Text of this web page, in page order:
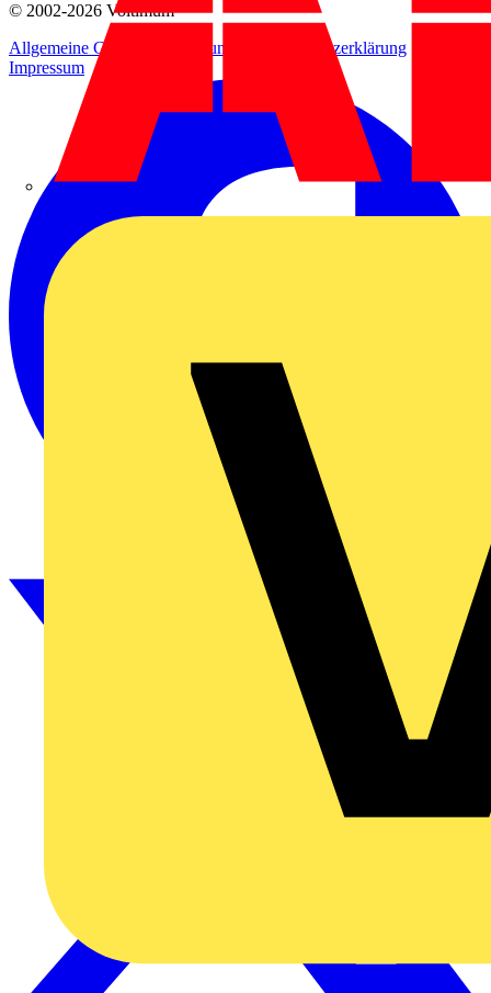
© 2002-2026 Voltimum
Allgemeine Geschäftsbedingungen
Datenschutzerklärung
Impressum